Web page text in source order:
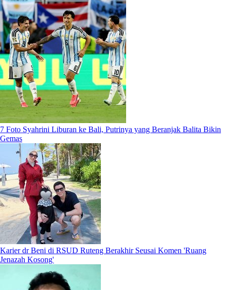
7 Foto Syahrini Liburan ke Bali, Putrinya yang Beranjak Balita Bikin
Gemas
Karier dr Beni di RSUD Ruteng Berakhir Seusai Komen 'Ruang
Jenazah Kosong'